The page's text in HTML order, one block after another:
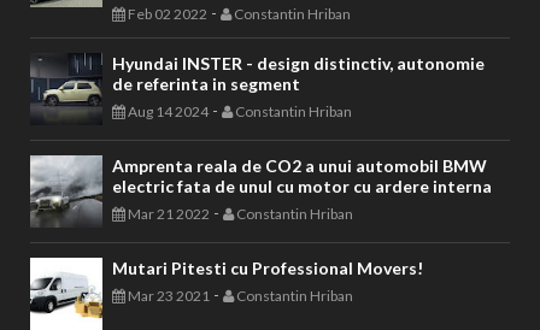
Feb 02 2022 - Constantin Hriban
Hyundai INSTER - design distinctiv, autonomie
de referinta in segment
Aug 14 2024- Constantin Hriban
Amprenta reala de CO2 a unui automobil BMW
electric fata de unul cu motor cu ardere interna
Mar 21 2022 - Constantin Hriban
Mutari Pitesti cu Professional Movers!
Mar 23 2021 - Constantin Hriban